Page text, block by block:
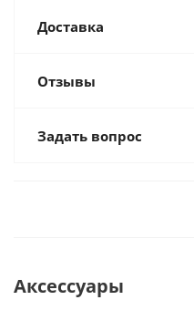
Доставка
Отзывы
Задать вопрос
Аксессуары